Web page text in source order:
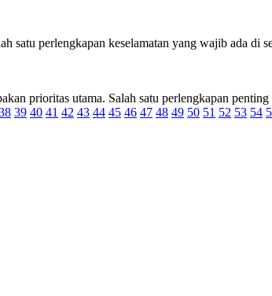
perlengkapan keselamatan yang wajib ada di
prioritas utama. Salah satu perlengkapan
39 40 41 42 43 44 45 46 47 48 49 50 51 52 53 54